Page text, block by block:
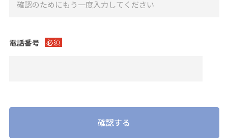
電話番号 必須
確認する